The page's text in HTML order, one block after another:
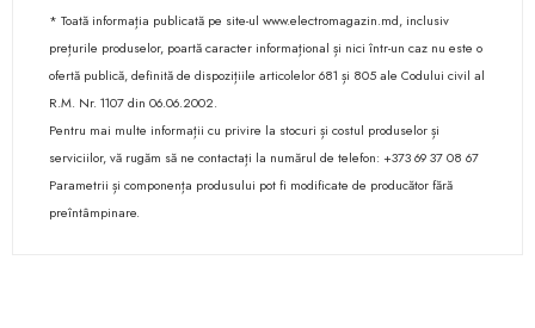
* Toată informația publicată pe site-ul www.electromagazin.md, inclusiv
prețurile produselor, poartă caracter informațional și nici într-un caz nu este o
ofertă publică, definită de dispozițiile articolelor 681 și 805 ale Codului civil al
R.M. Nr. 1107 din 06.06.2002.
Pentru mai multe informații cu privire la stocuri și costul produselor și
serviciilor, vă rugăm să ne contactați la numărul de telefon: +373 69 37 08 67
Parametrii și componența produsului pot fi modificate de producător fără
preîntâmpinare.